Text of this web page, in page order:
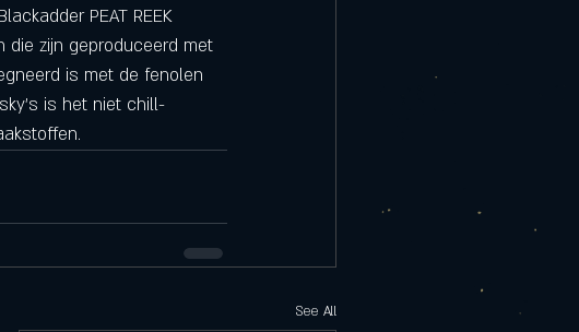
PEAT REEK
zijn geproduceerd met
is met de fenolen
is het niet chill-
See All